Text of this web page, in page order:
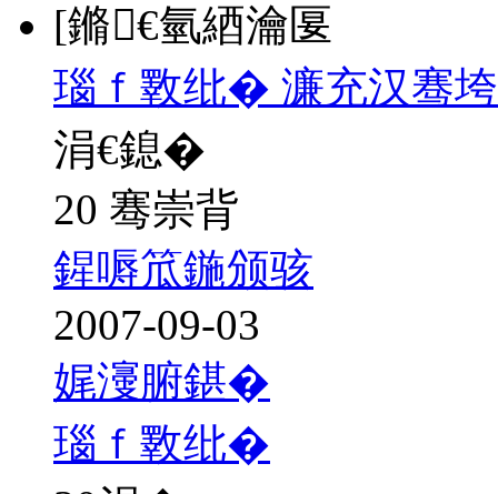
[鏅€氫綇瀹匽
瑙ｆ斁纰� 濂充汉骞
涓€鎴�
20 骞崇背
鍟嗕笟鍦颁骇
2007-09-03
娓濅腑鍖�
瑙ｆ斁纰�